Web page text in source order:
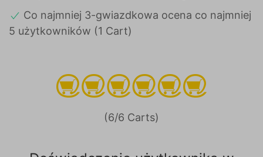
Co najmniej 3-gwiazdkowa ocena co najmniej
5 użytkowników (1 Cart)
(6/6 Carts)